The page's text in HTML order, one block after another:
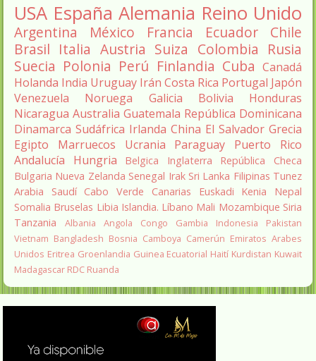
USA España Alemania Reino Unido
Argentina México Francia Ecuador
Chile
Brasil Italia Austria Suiza Colombia Rusia
Suecia Polonia Perú Finlandia Cuba Canadá
Holanda India Uruguay Irán Costa Rica Portugal Japón
Venezuela
Noruega Galicia Bolivia
Honduras
Nicaragua Australia Guatemala República Dominicana
Dinamarca Sudáfrica Irlanda China El Salvador Grecia
Egipto
Marruecos Ucrania Paraguay
Puerto Rico
Andalucía
Hungria Belgica Inglaterra
República Checa
Bulgaria Nueva Zelanda Senegal Irak Sri Lanka Filipinas Tunez
Arabia Saudí Cabo Verde Canarias Euskadi Kenia
Nepal
Somalia Bruselas Libia Islandia. Líbano Mali Mozambique Siria
Tanzania
Albania Angola Congo Gambia Indonesia
Pakistan
Vietnam Bangladesh Bosnia Camboya Camerún Emiratos Arabes
Unidos Eritrea Groenlandia Guinea Ecuatorial Haití Kurdistan Kuwait
Madagascar RDC Ruanda